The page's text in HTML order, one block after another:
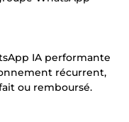
IA performante
récurrent,
ou remboursé.